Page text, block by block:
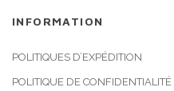
INFORMATION
POLITIQUES D’EXPÉDITION
POLITIQUE DE CONFIDENTIALITÉ